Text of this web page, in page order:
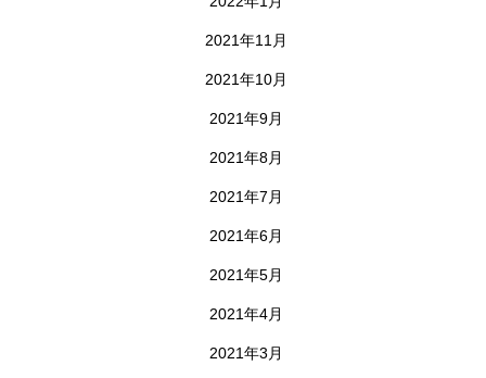
2021年11月
2021年10月
2021年9月
2021年8月
2021年7月
2021年6月
2021年5月
2021年4月
2021年3月